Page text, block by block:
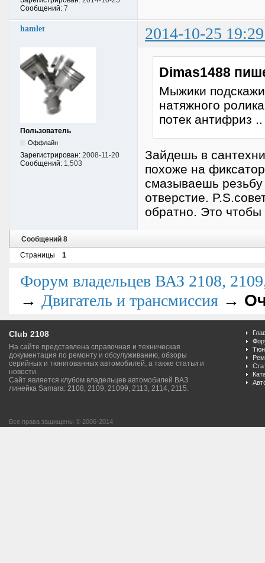
Сообщений: 7
hamlet 2014-10-25
Пользователь
Оффлайн
Зарегистрирован: 2008-11-20
Сообщений: 1,503
Dimas1488
Мыжики
натяжного
потек антифриз
Зайдешь в
похоже на
смазываешь
отверстие.
обратно. Это чтобы
Сообщений 8
Страницы
1
Форум владельцев ВАЗ 2108,
→ Двигатель и трансмиссия →
Club 2108
На сайте представлена справочная и техническая
документация по ремонту и обсулуживанию, обзоры
серийных и тюнигованных автомобилей, а также статьи и
новости.
Сайт является клубом владельцев автомобилей ВАЗ
линейка Samara: 2108, 2109, 21099, 2113, 2114, 2115.
Все права защищены © 2006-2014